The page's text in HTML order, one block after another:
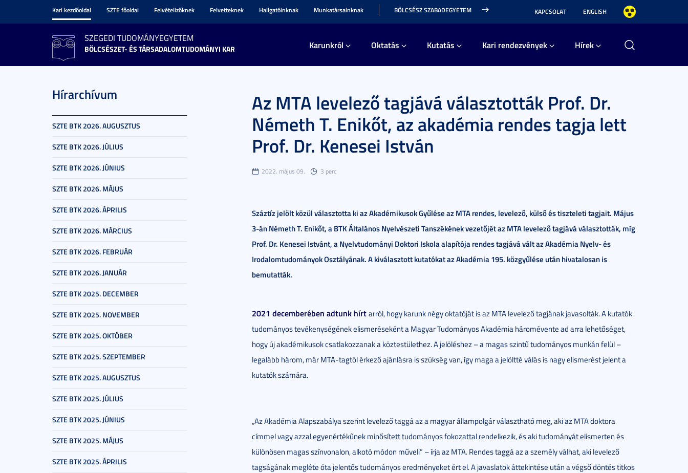
Kari kezdőoldal SZTE főoldal Felvételizőknek Felvetteknek Hallgatóinknak Munkatársainknak BÖLCSÉSZ SZABADEGYETEM KAPCSOLAT ENGLISH
SZEGEDI TUDOMÁNYEGYETEM
BÖLCSÉSZET- ÉS TÁRSADALOMTUDOMÁNYI KAR Karunkról Oktatás Kutatás Kari rendezvények Hírek
Hírarchívum
SZTE BTK 2026. AUGUSZTUS
SZTE BTK 2026. JÚLIUS
SZTE BTK 2026. JÚNIUS
SZTE BTK 2026. MÁJUS
SZTE BTK 2026. ÁPRILIS
SZTE BTK 2026. MÁRCIUS
SZTE BTK 2026. FEBRUÁR
SZTE BTK 2026. JANUÁR
SZTE BTK 2025. DECEMBER
SZTE BTK 2025. NOVEMBER
SZTE BTK 2025. OKTÓBER
SZTE BTK 2025. SZEPTEMBER
SZTE BTK 2025. AUGUSZTUS
SZTE BTK 2025. JÚLIUS
SZTE BTK 2025. JÚNIUS
SZTE BTK 2025. MÁJUS
SZTE BTK 2025. ÁPRILIS
Az MTA levelező tagjává választották Prof. Dr.
Németh T. Enikőt, az akadémia rendes tagja lett
Prof. Dr. Kenesei István
2022. május 09. 3 perc
Száztíz jelölt közül választotta ki az Akadémikusok Gyűlése az MTA rendes, levelező, külső és tiszteleti tagjait. Május
3-án Németh T. Enikőt, a BTK Általános Nyelvészeti Tanszékének vezetőjét az MTA levelező tagjává választották, míg
Prof. Dr. Kenesei Istvánt, a Nyelvtudományi Doktori Iskola alapítója rendes tagjává vált az Akadémia Nyelv- és
Irodalomtudományok Osztályának. A kiválasztott kutatókat az Akadémia 195. közgyűlése után hivatalosan is
bemutatták.
2021 decemberében adtunk hírtarról, hogy karunk négy oktatóját is az MTA levelező tagjának javasolták. A kutatók
tudományos tevékenységének elismeréseként a Magyar Tudományos Akadémia háromévente ad arra lehetőséget,
hogy új akadémikusok csatlakozzanak a köztestülethez. A jelöléshez – a magas szintű tudományos munkán felül –
legalább három, már MTA-tagtól érkező ajánlásra is szükség van, így maga a jelöltté válás is nagy elismerést jelent a
kutatók számára.
„Az Akadémia Alapszabálya szerint levelező taggá az a magyar állampolgár választható meg, aki az MTA doktora
címmel vagy azzal egyenértékűnek minősített tudományos fokozattal rendelkezik, és aki tudományát elismerten és
különösen magas színvonalon, alkotó módon műveli” – írja az MTA. Rendes taggá az a személy válhat, aki levelező
tagságának megléte óta jelentős tudományos eredményeket ért el. A javaslatok áttekintése után a végső döntés titkos